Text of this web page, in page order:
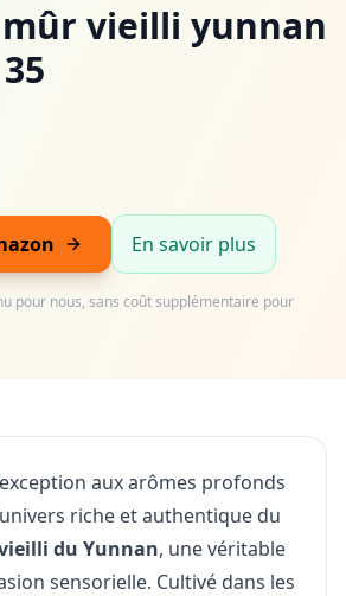
vieilli yunnan
En savoir plus
pour nous, sans coût supplémentaire pour
aux arômes profonds
riche et authentique du
du Yunnan, une véritable
sensorielle. Cultivé dans les